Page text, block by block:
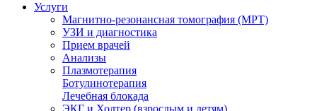
Услуги
Магнитно-резонансная томография (МРТ)
УЗИ и диагностика
Прием врачей
Анализы
Плазмотерапия
Ботулинотерапия
Лечебная блокада
ЭКГ и Холтер (взрослым и детям)